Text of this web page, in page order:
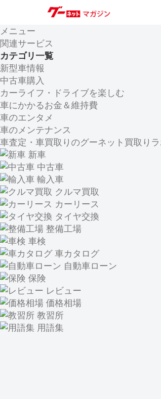
メニュー
関連サービス
カテゴリ一覧
新型車情報
中古車購入
カーライフ・ドライブを楽しむ
車にかかるお金＆維持費
車のエンタメ
車のメンテナンス
車査定・車買取りのグーネット買取り
新車
中古車
輸入車
クルマ買取
カーリース
タイヤ交換
整備工場
車検
車カタログ
自動車ローン
保険
レビュー
価格相場
教習所
用語集